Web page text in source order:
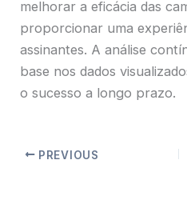
melhorar a eficácia das
proporcionar uma
assinantes. A análise
base nos dados
o sucesso a longo prazo.
PREVIOUS